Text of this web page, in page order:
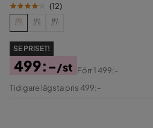
(12)
SE PRISET!
Pris
499:-/st
Original
Förr1 499:-
Tidigare lägsta pris 499:-